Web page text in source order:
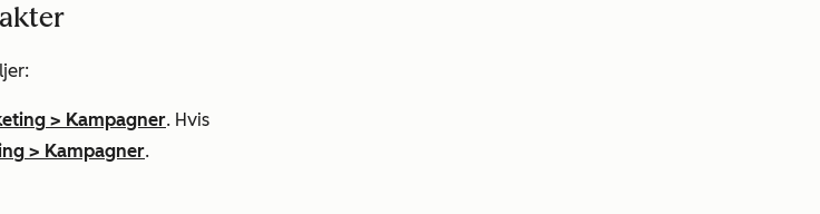
> Kampagner. Hvis
> Kampagner.